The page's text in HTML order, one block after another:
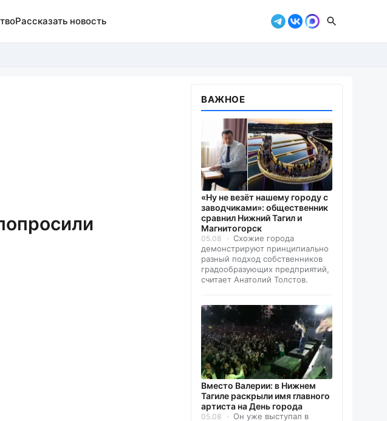
Рассказать новость
ВАЖНОЕ
«Ну не везёт нашему городу с
заводчиками»: общественник
сравнил Нижний Тагил и
Магнитогорск
05.08
Схожие города
демонстрируют принципиально
разный подход собственников
градообразующих предприятий,
считает Анатолий Толстов.
Вместо Валерии: в Нижнем
Тагиле раскрыли имя главного
артиста на День города
05.08
Он уже выступал в